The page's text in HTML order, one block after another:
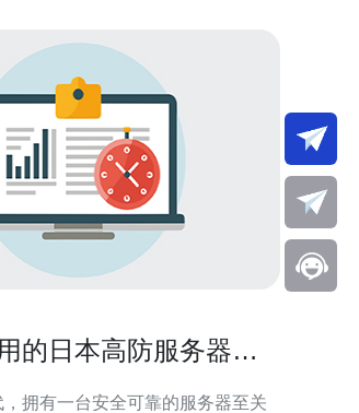
的日本高防服务器安
拥有一台安全可靠的服务器至关